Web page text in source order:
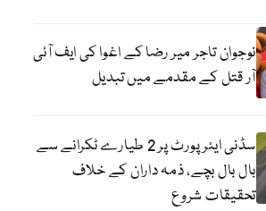
نوجوان تاجر میر رضا کے اغوا کی ایف آئی
آر قتل کے مقدمے میں تبدیل
سڈنی ایئرپورٹ پر 2 طیارے ٹکرانے سے
بال بال بچے، ذمہ داران کے خلاف
تحقیقات شروع